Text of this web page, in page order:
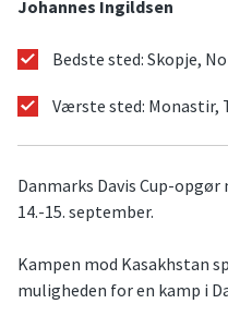
Johannes Ingildsen
Bedste sted: Skopje,
Værste sted: Monastir,
Danmarks Davis Cup-
14.-15. september.
Kampen mod Kasakhstan
muligheden for en kamp i